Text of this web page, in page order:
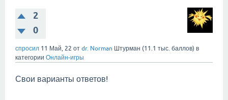
2
0
спросил 11 Май, 22 от dr. Norman Штурман (11.1 тыс. баллов) в
категории Онлайн-игры
Свои варианты ответов!